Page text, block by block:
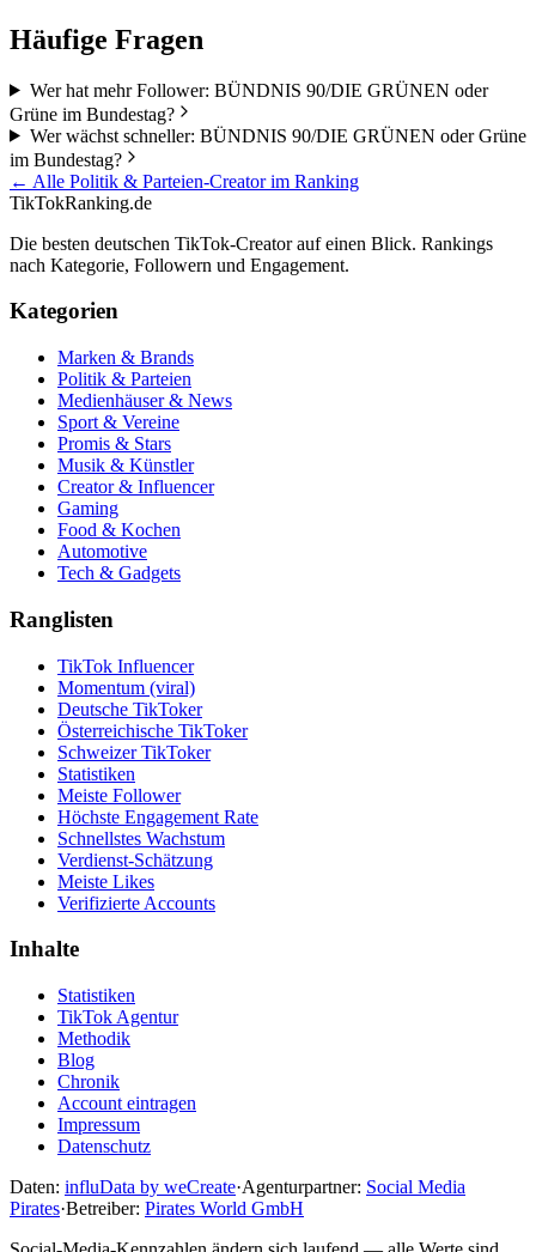
Häufige Fragen
Wer hat mehr Follower: BÜNDNIS 90/DIE GRÜNEN oder
Grüne im Bundestag?
Wer wächst schneller: BÜNDNIS 90/DIE GRÜNEN oder Grüne
im Bundestag?
← Alle Politik & Parteien-Creator im Ranking
TikTokRanking.de
Die besten deutschen TikTok-Creator auf einen Blick. Rankings
nach Kategorie, Followern und Engagement.
Kategorien
Marken & Brands
Politik & Parteien
Medienhäuser & News
Sport & Vereine
Promis & Stars
Musik & Künstler
Creator & Influencer
Gaming
Food & Kochen
Automotive
Tech & Gadgets
Ranglisten
TikTok Influencer
Momentum (viral)
Deutsche TikToker
Österreichische TikToker
Schweizer TikToker
Statistiken
Meiste Follower
Höchste Engagement Rate
Schnellstes Wachstum
Verdienst-Schätzung
Meiste Likes
Verifizierte Accounts
Inhalte
Statistiken
TikTok Agentur
Methodik
Blog
Chronik
Account eintragen
Impressum
Datenschutz
Daten: influData by weCreate·Agenturpartner: Social Media
Pirates·Betreiber: Pirates World GmbH